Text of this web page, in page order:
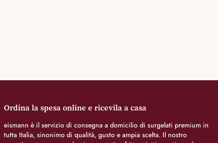
Ordina la spesa online e ricevila a casa
eismann è il servizio di consegna a domicilio di surgelati premium in
tutta Italia, sinonimo di qualità, gusto e ampia scelta. Il nostro